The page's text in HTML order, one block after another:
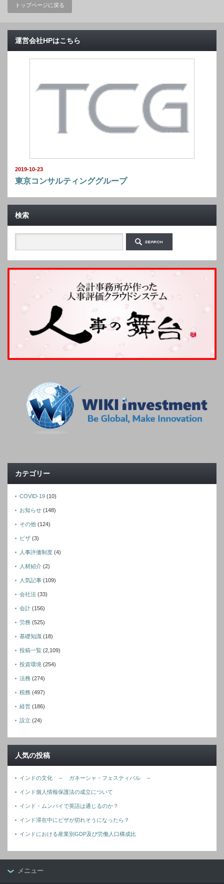
トップページに戻る
運営会社HPはこちら
2019-10-23
東京コンサルティンググループ
検索
カテゴリー
COVID-19 (10)
お知らせ (148)
その他 (124)
ビザ (3)
人事評価制度 (4)
人材紹介 (2)
人気記事 (109)
会社法 (33)
会計 (156)
労務 (525)
基礎知識 (18)
投稿一覧 (2,109)
投資環境 (254)
法務 (274)
税務 (497)
経営 (186)
設立 (24)
人気の投稿
インドの文化 ～ ガネーシャ・フェスティバル ～
インド個人情報保護法の成立について
インド・ムンバイで英語は通じるのか？
インド滞在中にビザが切れそうになったら？
インドにおける産業別GDP及び労働人口構成比
メニュー